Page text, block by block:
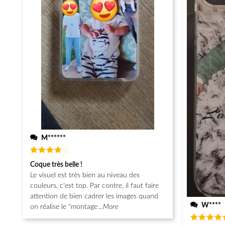
M******
Note
sur 5
Coque très belle !
Le visuel est très bien au niveau des
couleurs, c'est top. Par contre, il faut faire
attention de bien cadrer les images quand
on réalise le "montage...More W****